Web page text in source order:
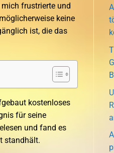
frustrierte und
keine
ist, die das
kostenloses
für seine
und fand es
standhält.